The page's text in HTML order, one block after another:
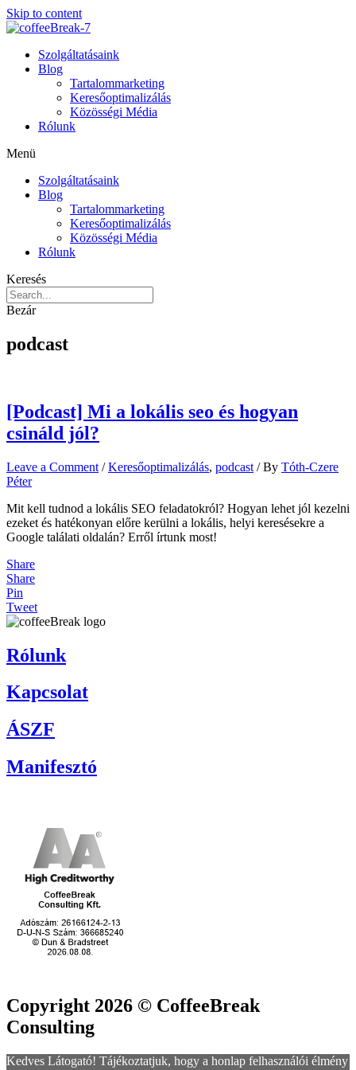
Skip to content
Szolgáltatásaink
Blog
Tartalommarketing
Keresőoptimalizálás
Közösségi Média
Rólunk
Menü
Szolgáltatásaink
Blog
Tartalommarketing
Keresőoptimalizálás
Közösségi Média
Rólunk
Keresés
Bezár
podcast
[Podcast] Mi a lokális seo és hogyan
csináld jól?
Leave a Comment /Keresőoptimalizálás, podcast / By Tóth-Czere
Péter
Mit kell tudnod a lokális SEO feladatokról? Hogyan lehet jól kezelni
ezeket és hatékonyan előre kerülni a lokális, helyi keresésekre a
Google találati oldalán? Erről írtunk most!
Share
Share
Pin
Tweet
Rólunk
Kapcsolat
ÁSZF
Manifesztó
Copyright 2026 © CoffeeBreak
Consulting
Kedves Látogató! Tájékoztatjuk, hogy a honlap felhasználói élmény